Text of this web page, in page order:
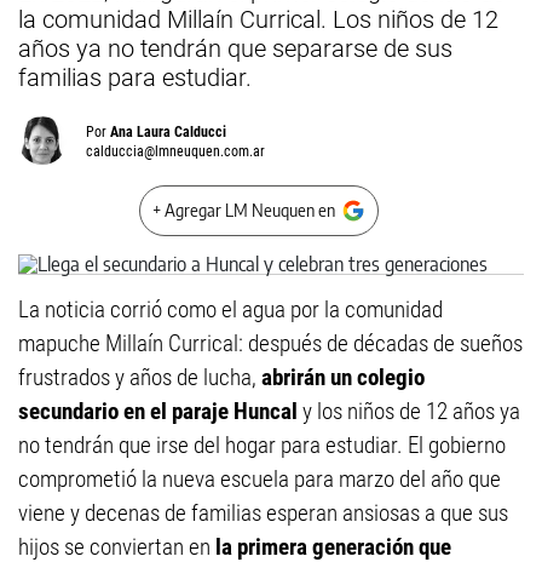
la comunidad Millaín Currical. Los niños de 12
años ya no tendrán que separarse de sus
familias para estudiar.
Por Ana Laura Calducci
calduccia@lmneuquen.com.ar
+ Agregar LM Neuquen en
La noticia corrió como el agua por la comunidad
mapuche Millaín Currical: después de décadas de sueños
frustrados y años de lucha, abrirán un colegio
secundario en el paraje Huncal y los niños de 12 años ya
no tendrán que irse del hogar para estudiar. El gobierno
comprometió la nueva escuela para marzo del año que
viene y decenas de familias esperan ansiosas a que sus
hijos se conviertan en la primera generación que